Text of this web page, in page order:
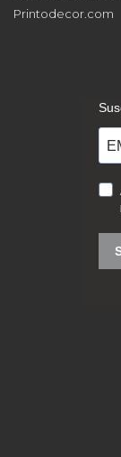
Printodecor.com